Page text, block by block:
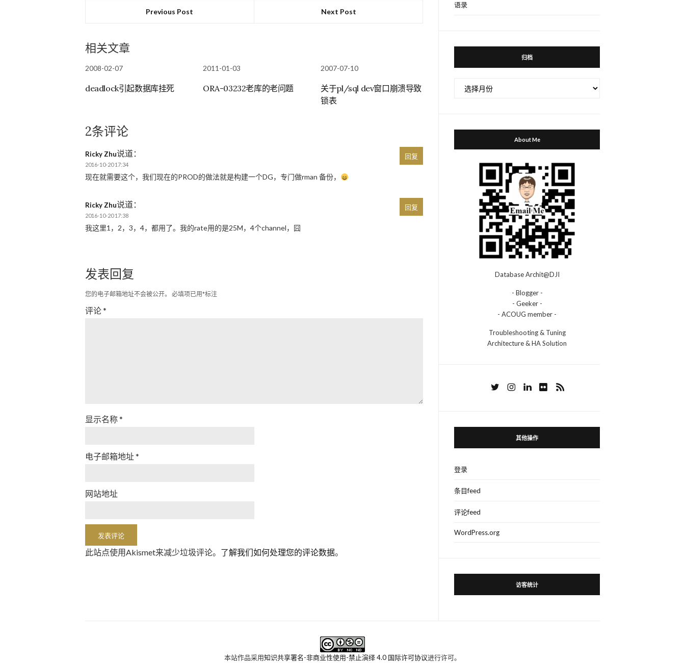
Previous Post Next Post
相关文章
2008-02-07
deadlock引起数据库挂死
2011-01-03
ORA-03232老库的老问题
2007-07-10
关于pl/sql dev窗口崩溃导致
锁表
2条评论
Ricky Zhu说道：
2016-10-20 17:34
现在就需要这个，我们现在的PROD的做法就是构建一个DG，专门做rman 备份，
回复
Ricky Zhu说道：
2016-10-20 17:38
我这里1，2，3，4，都用了。我的rate用的是25M，4个channel，囧
回复
发表回复
您的电子邮箱地址不会被公开。 必填项已用*标注
评论*
显示名称*
电子邮箱地址*
网站地址
此站点使用Akismet来减少垃圾评论。 了解我们如何处理您的评论数据。
语录
归档
About Me
Database Archit@DJI
- Blogger -
- Geeker -
- ACOUG member -
Troubleshooting & Tuning
Architecture & HA Solution
其他操作
登录
条目feed
评论feed
WordPress.org
访客统计
本站作品采用知识共享署名-非商业性使用-禁止演绎 4.0 国际许可协议进行许可。